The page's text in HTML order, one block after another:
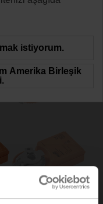
istiyorum.
Amerika Birleşik